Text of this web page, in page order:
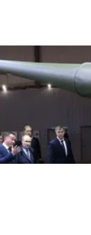
"вікно
без ракет:
експерт